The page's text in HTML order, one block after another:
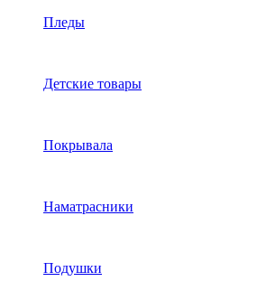
Пледы
Детские товары
Покрывала
Наматрасники
Подушки